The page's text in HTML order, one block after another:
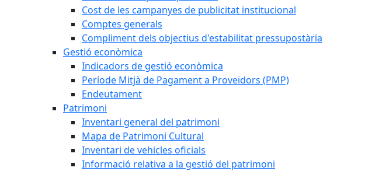
Cost de les campanyes de publicitat institucional
Comptes generals
Compliment dels objectius d'estabilitat pressupostària
Gestió econòmica
Indicadors de gestió econòmica
Període Mitjà de Pagament a Proveïdors (PMP)
Endeutament
Patrimoni
Inventari general del patrimoni
Mapa de Patrimoni Cultural
Inventari de vehicles oficials
Informació relativa a la gestió del patrimoni